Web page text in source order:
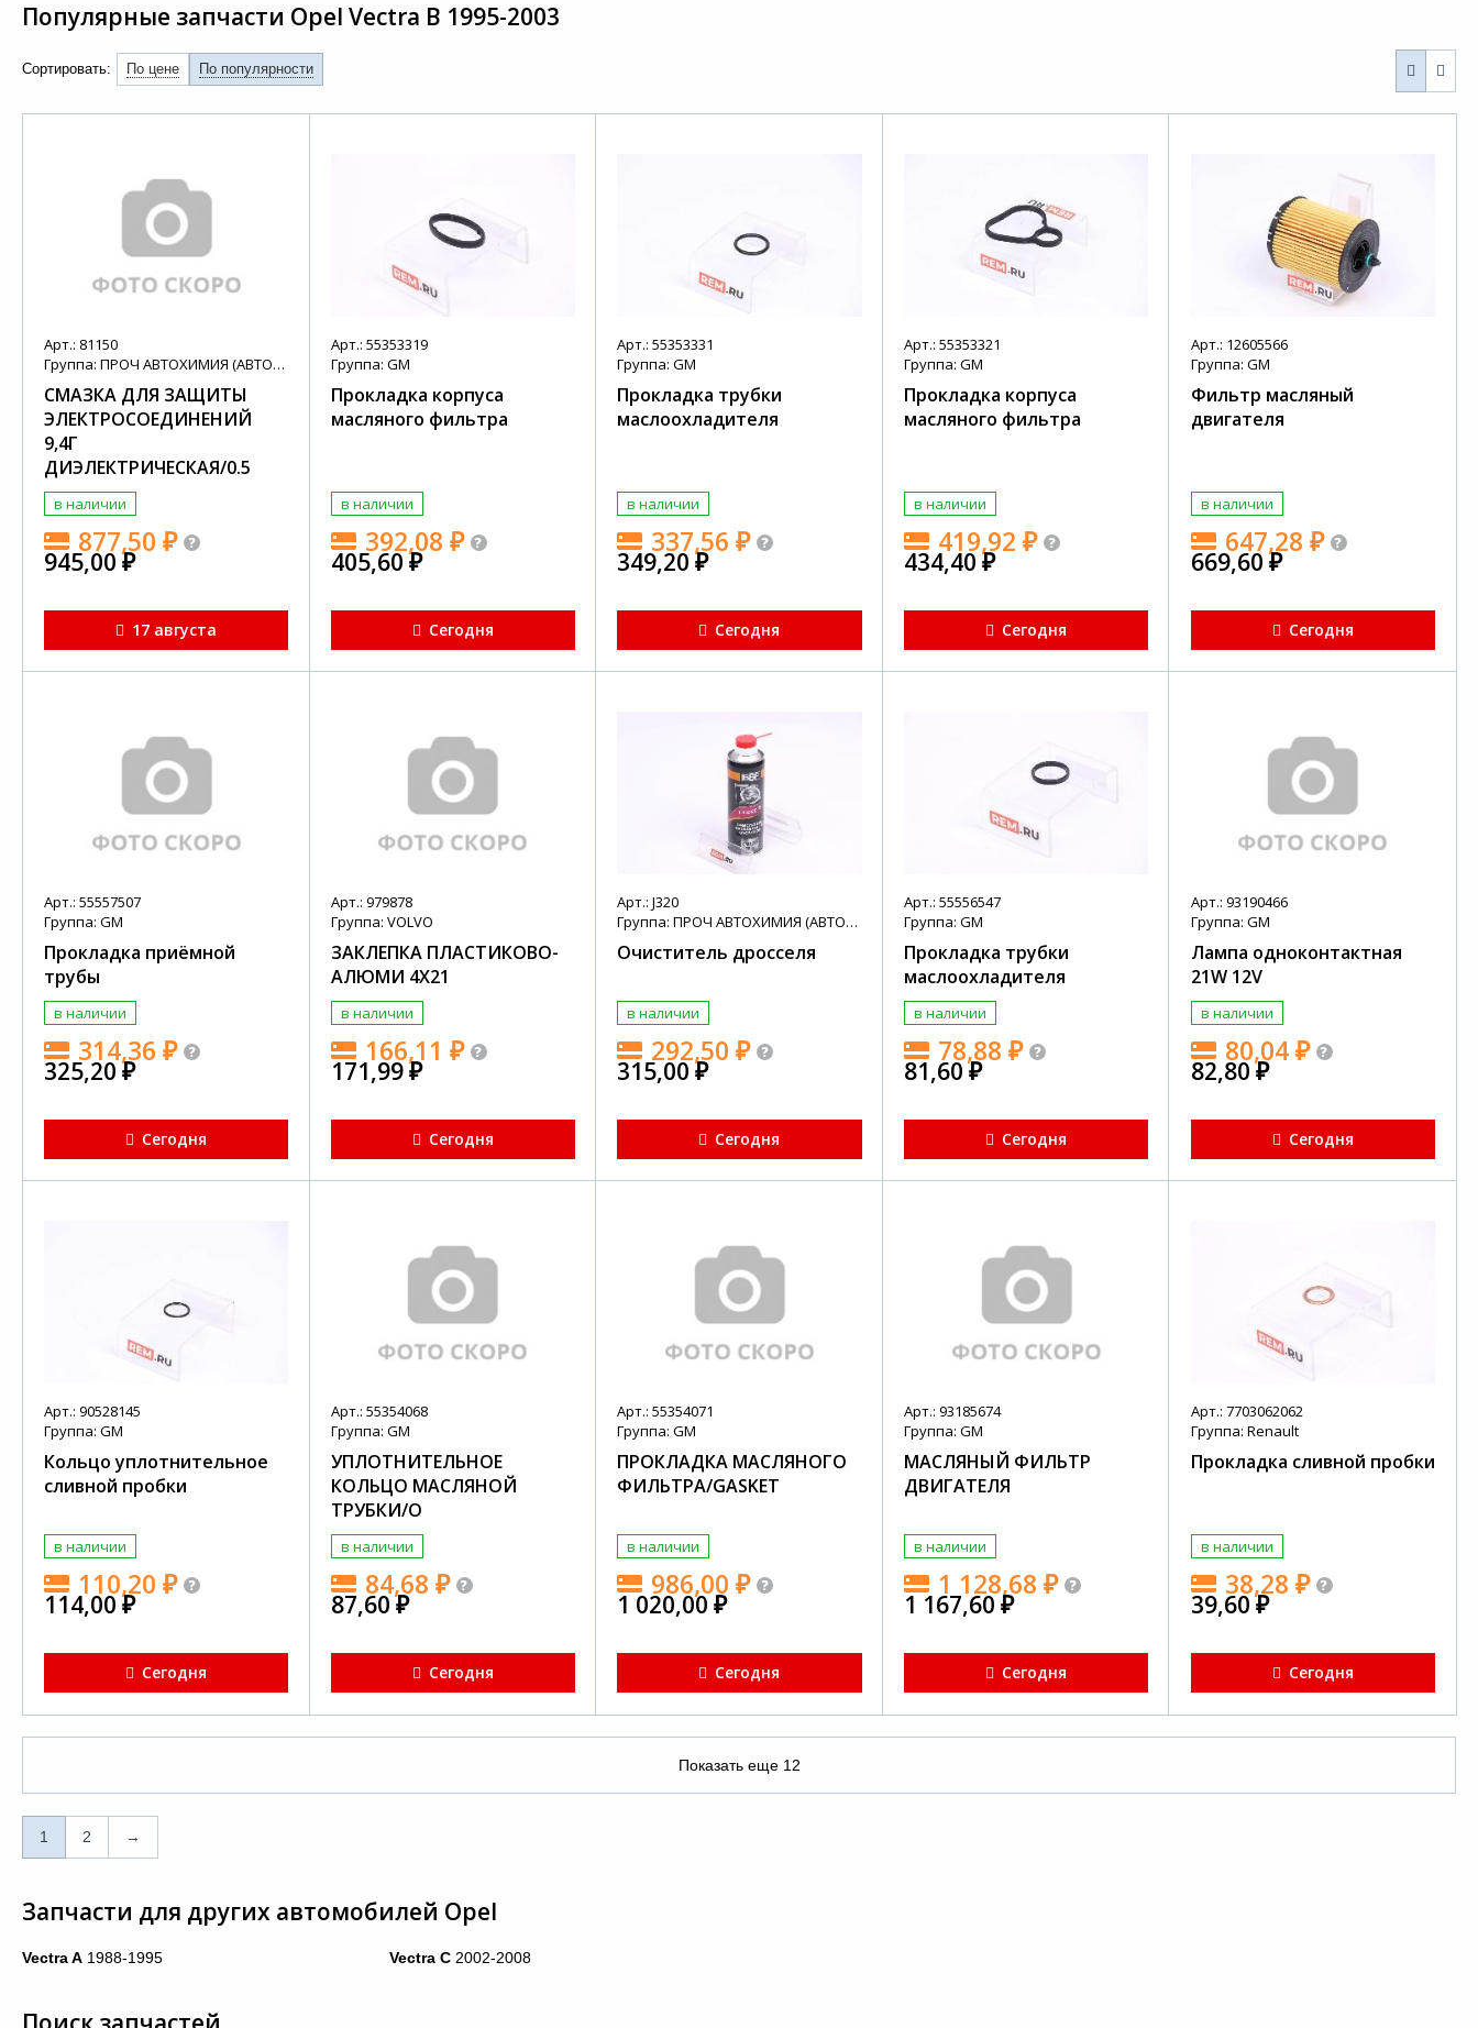
Популярные запчасти Opel Vectra B 1995-2003
Сортировать: По цене По популярности
Арт.: 81150
Группа: ПРОЧ АВТОХИМИЯ (АВТОХИМИЯ + МАСЛА)
СМАЗКА ДЛЯ ЗАЩИТЫ
ЭЛЕКТРОСОЕДИНЕНИЙ
9,4Г
ДИЭЛЕКТРИЧЕСКАЯ/0.5
в наличии
877,50₽
945,00₽
17 августа
Арт.: 55353319
Группа: GM
Прокладка корпуса
масляного фильтра
в наличии
392,08 ₽
405,60 ₽
Сегодня
Арт.: 55353331
Группа: GM
Прокладка трубки
маслоохладителя
в наличии
337,56₽
349,20₽
Сегодня
Арт.: 55353321
Группа: GM
Прокладка корпуса
масляного фильтра
в наличии
419,92₽
434,40₽
Сегодня
Арт.: 12605566
Группа: GM
Фильтр масляный
двигателя
в наличии
647,28 ₽
669,60 ₽
Сегодня
Арт.: 55557507
Группа: GM
Прокладка приёмной
трубы
в наличии
314,36₽
325,20₽
Сегодня
Арт.: 979878
Группа: VOLVO
ЗАКЛЕПКА ПЛАСТИКОВО-
АЛЮМИ 4Х21
в наличии
166,11 ₽
171,99₽
Сегодня
Арт.: J320
Группа: ПРОЧ АВТОХИМИЯ (АВТОХИМИЯ + МАСЛА)
Очиститель дросселя
в наличии
292,50₽
315,00₽
Сегодня
Арт.: 55556547
Группа: GM
Прокладка трубки
маслоохладителя
в наличии
78,88₽
81,60₽
Сегодня
Арт.: 93190466
Группа: GM
Лампа одноконтактная
21W 12V
в наличии
80,04₽
82,80₽
Сегодня
Арт.: 90528145
Группа: GM
Кольцо уплотнительное
сливной пробки
в наличии
110,20₽
114,00₽
Сегодня
Арт.: 55354068
Группа: GM
УПЛОТНИТЕЛЬНОЕ
КОЛЬЦО МАСЛЯНОЙ
ТРУБКИ/O
в наличии
84,68 ₽
87,60₽
Сегодня
Арт.: 55354071
Группа: GM
ПРОКЛАДКА МАСЛЯНОГО
ФИЛЬТРА/GASKET
в наличии
986,00₽
1 020,00₽
Сегодня
Арт.: 93185674
Группа: GM
МАСЛЯНЫЙ ФИЛЬТР
ДВИГАТЕЛЯ
в наличии
1 128,68₽
1 167,60₽
Сегодня
Арт.: 7703062062
Группа: Renault
Прокладка сливной пробки
в наличии
38,28 ₽
39,60₽
Сегодня
Показать еще 12
1 2 →
1
2
Запчасти для других автомобилей Opel
Vectra A 1988-1995 Vectra C2002-2008